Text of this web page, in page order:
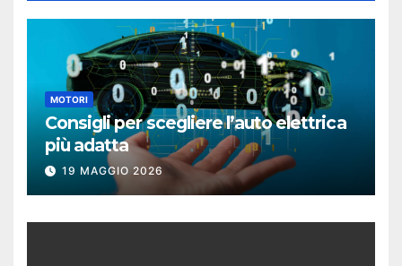
MOTORI
Consigli per scegliere l’auto elettrica
più adatta
19 MAGGIO 2026